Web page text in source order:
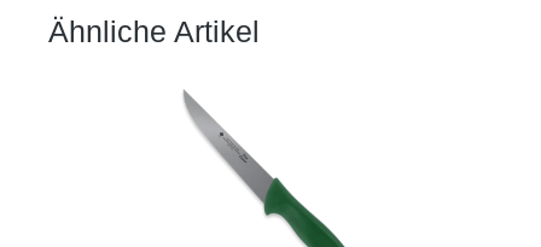
Produktgalerie überspringen
Ähnliche Artikel